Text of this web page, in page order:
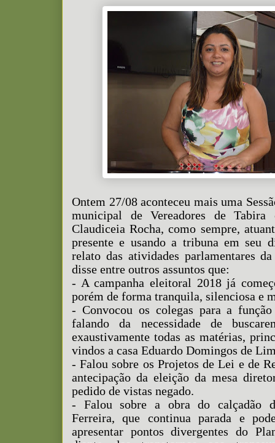
Ontem 27/08 aconteceu mais uma
municipal de Vereadores de Tabira
Claudiceia Rocha, como sempre,
presente e usando a tribuna em seu
relato das atividades parlamentares
disse entre outros assuntos que:
- A campanha eleitoral 2018 já
porém de forma tranquila, silenciosa e
- Convocou os colegas para a
falando da necessidade de
exaustivamente todas as matérias,
vindos a casa Eduardo Domingos de
- Falou sobre os Projetos de Lei e de
antecipação da eleição da mesa
pedido de vistas negado.
- Falou sobre a obra do calçadão
Ferreira, que continua parada e
apresentar pontos divergentes do